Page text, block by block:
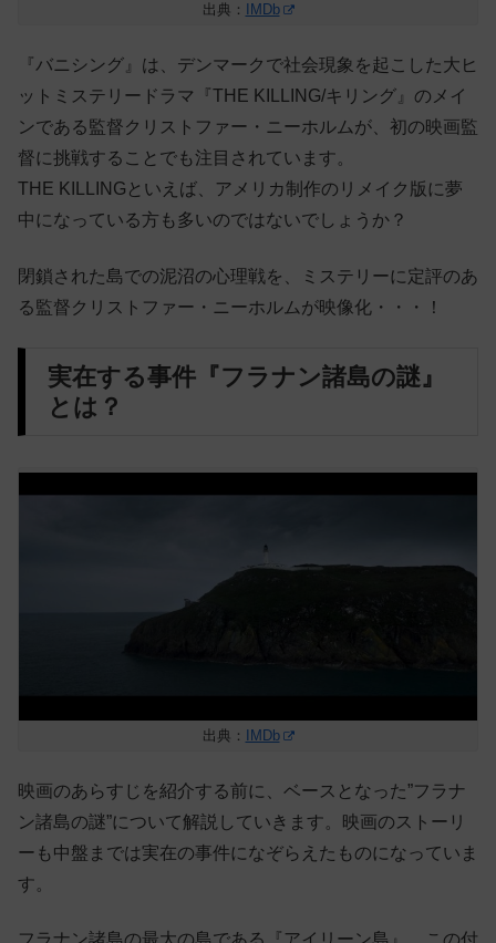
出典： IMDb
『バニシング』は、デンマークで社会現象を起こした大ヒ
ットミステリードラマ『THE KILLING/キリング』のメイ
ンである監督クリストファー・ニーホルムが、初の映画監
督に挑戦することでも注目されています。
THE KILLINGといえば、アメリカ制作のリメイク版に夢
中になっている方も多いのではないでしょうか？
閉鎖された島での泥沼の心理戦を、ミステリーに定評のあ
る監督クリストファー・ニーホルムが映像化・・・！
実在する事件『フラナン諸島の謎』
とは？
出典： IMDb
映画のあらすじを紹介する前に、ベースとなった”フラナ
ン諸島の謎”について解説していきます。映画のストーリ
ーも中盤までは実在の事件になぞらえたものになっていま
す。